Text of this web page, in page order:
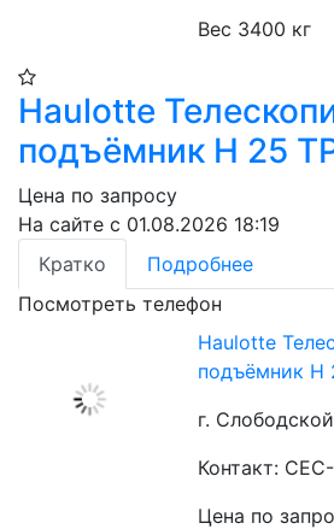
Вес 3400 кг
Haulotte
подъёмник H 25
Цена по запросу
На сайте с 01.08.2026 18:19
Кратко
Подробнее
Посмотреть телефон
Haulotte
подъёмник H
г. Слободской
Контакт:
Цена по